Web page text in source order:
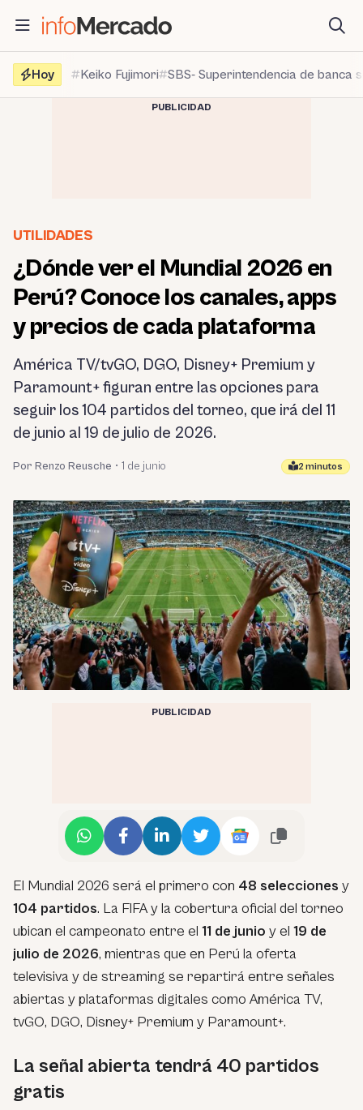
contenido
Hoy
Keiko Fujimori SBS- Superintendencia de banca
PUBLICIDAD
UTILIDADES
¿Dónde ver el Mundial 2026 en
Perú? Conoce los canales, apps
y precios de cada plataforma
América TV/tvGO, DGO, Disney+ Premium y
Paramount+ figuran entre las opciones para
seguir los 104 partidos del torneo, que irá del 11
de junio al 19 de julio de 2026.
Por Renzo Reusche • 1 de junio 2 minutos
PUBLICIDAD
El Mundial 2026 será el primero con 48 selecciones y
104 partidos. La FIFA y la cobertura oficial del torneo
ubican el campeonato entre el 11 de junio y el 19 de
julio de 2026, mientras que en Perú la oferta
televisiva y de streaming se repartirá entre señales
abiertas y plataformas digitales como América TV,
tvGO, DGO, Disney+ Premium y Paramount+.
La señal abierta tendrá 40 partidos
gratis